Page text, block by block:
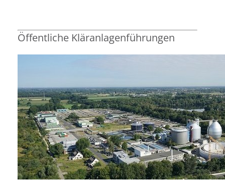
Öffentliche Kläranlagenführungen